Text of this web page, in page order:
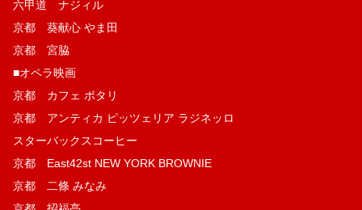
六甲道 ナジィル
京都 葵献心 やま田
京都 宮脇
■オペラ映画
京都 カフェ ポタリ
京都 アンティカ ピッツェリア ラジネッロ
スターバックスコーヒー
京都 East42st NEW YORK BROWNIE
京都 二條 みなみ